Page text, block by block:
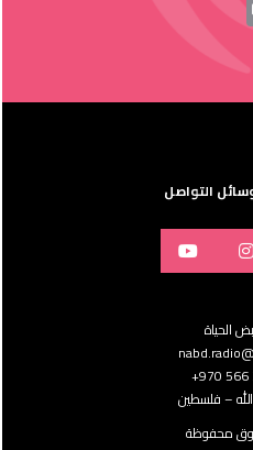
وسائل التواصل
الحياة
– فلسطين
محفوظة